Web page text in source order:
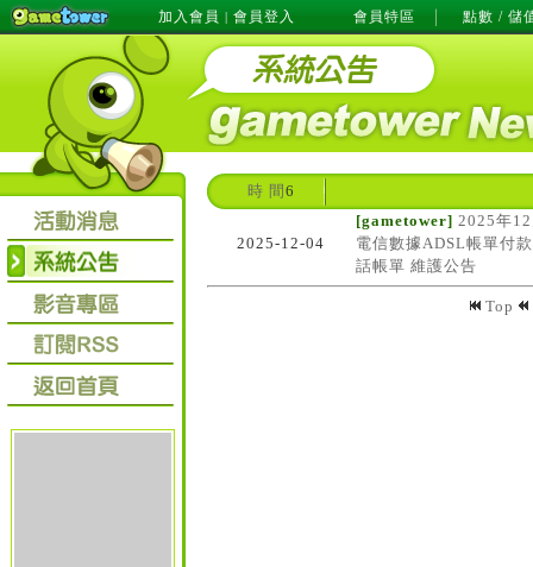
加入會員 | 會員登入 會員特區 點數 / 儲
時 間 6
2025-12-04
[gametower] 2025年
電信數據ADSL帳單付
話帳單 維護公告
Top